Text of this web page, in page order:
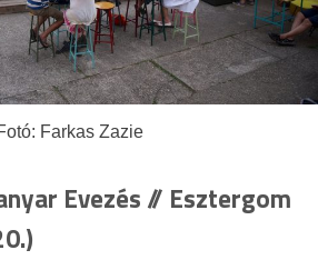
Farkas Zazie
Evezés // Esztergom